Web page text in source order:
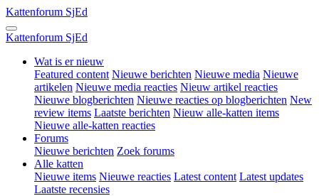
Kattenforum SjEd
Kattenforum SjEd
Wat is er nieuw
Featured content Nieuwe berichten Nieuwe media Nieuwe
artikelen Nieuwe media reacties Nieuw artikel reacties
Nieuwe blogberichten Nieuwe reacties op blogberichten New
review items Laatste berichten Nieuw alle-katten items
Nieuwe alle-katten reacties
Forums
Nieuwe berichten Zoek forums
Alle katten
Nieuwe items Nieuwe reacties Latest content Latest updates
Laatste recensies